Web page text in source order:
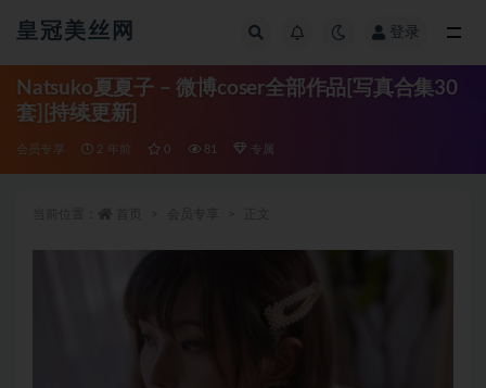
皇冠美丝网 登录
Natsuko夏夏子 – 微博coser全部作品[写真合集30
套][持续更新]
会员专享 2 年前 0 81 专属